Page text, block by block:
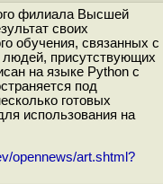
филиала Высшей
своих
обучения, связанных с
присутствующих
на языке Python с
под
готовых
использования на
opennews/art.shtml?